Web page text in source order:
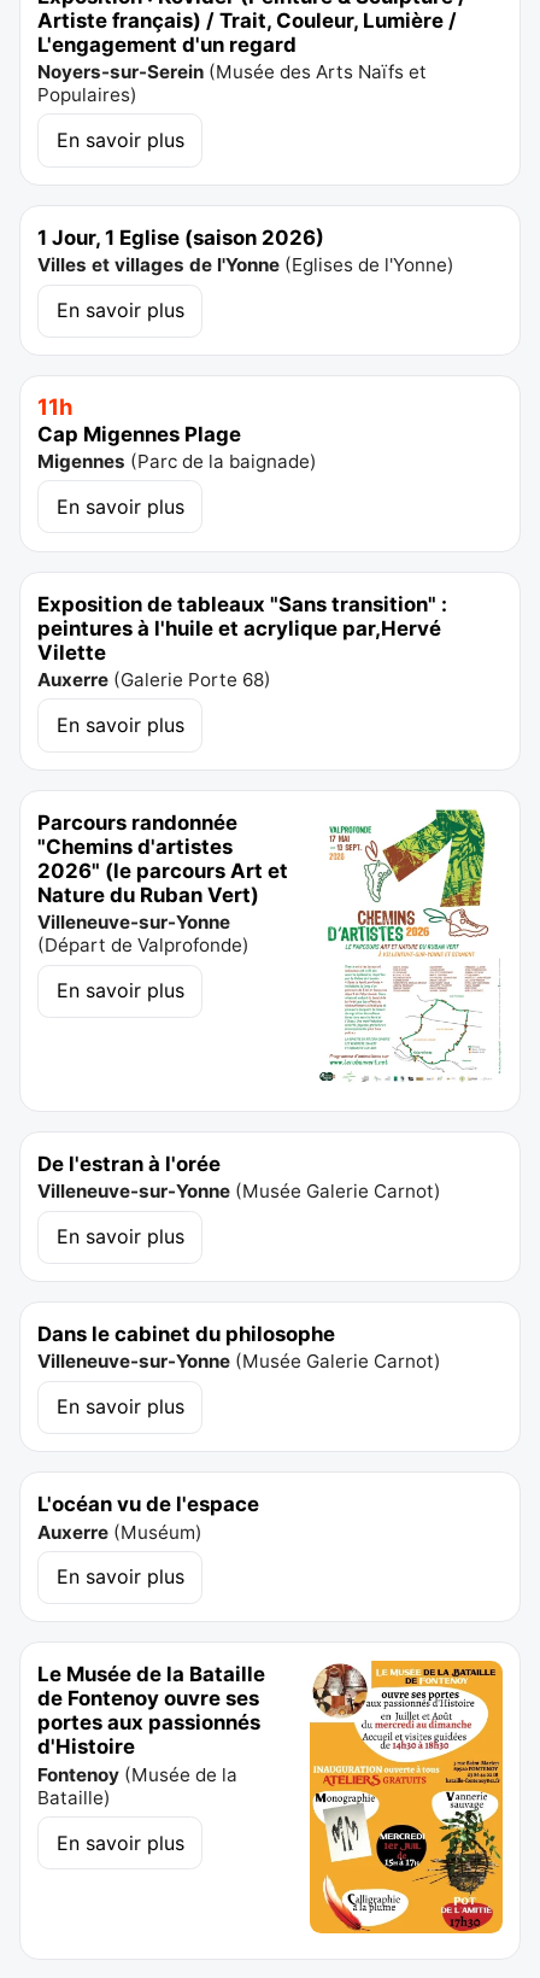
Artiste français) / Trait, Couleur, Lumière /
L'engagement d'un regard
Noyers-sur-Serein (Musée des Arts Naïfs et
Populaires)
En savoir plus
1 Jour, 1 Eglise (saison 2026)
Villes et villages de l'Yonne (Eglises de l'Yonne)
En savoir plus
11h
Cap Migennes Plage
Migennes (Parc de la baignade)
En savoir plus
Exposition de tableaux "Sans transition" :
peintures à l'huile et acrylique par,Hervé
Vilette
Auxerre (Galerie Porte 68)
En savoir plus
Parcours randonnée
"Chemins d'artistes
2026" (le parcours Art et
Nature du Ruban Vert)
Villeneuve-sur-Yonne
(Départ de Valprofonde)
En savoir plus
De l'estran à l'orée
Villeneuve-sur-Yonne (Musée Galerie Carnot)
En savoir plus
Dans le cabinet du philosophe
Villeneuve-sur-Yonne (Musée Galerie Carnot)
En savoir plus
L'océan vu de l'espace
Auxerre (Muséum)
En savoir plus
Le Musée de la Bataille
de Fontenoy ouvre ses
portes aux passionnés
d'Histoire
Fontenoy (Musée de la
Bataille)
En savoir plus